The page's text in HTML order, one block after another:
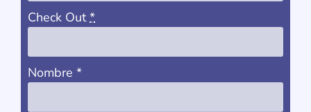
Check Out *
Nombre *